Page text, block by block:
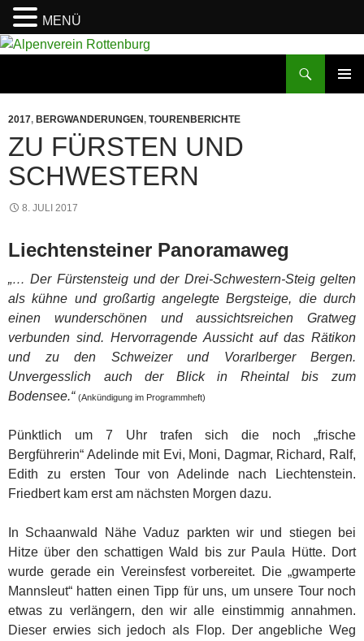
Zum
2017, BERGWANDERUNGEN, TOURENBERICHTE
ZU FÜRSTEN UND
SCHWESTERN
8. JULI 2017
Liechtensteiner Panoramaweg
„… Der Fürstensteig und der Drei-Schwestern-Steig gelten
als kühne und großartig angelegte Bergsteige, die durch
einen wunderschönen und aussichtsreichen Gratweg
verbunden sind. Hervorragende Aussicht auf das Rätikon
und zu den Schweizer und Vorarlberger Bergen.
Unvergesslich auch der Blick in Rheintal bis zum
Bodensee.“ (Ankündigung im Programmheft)
Pünktlich um 7 Uhr trafen sich die noch „frische
Bergführerin“ Adelinde mit Evi, Moni, Dagmar, Richard, Ralf,
Edith zu ersten Tour von Adelinde nach Liechtenstein.
Friedbert kam erst am nächsten Morgen dazu.
In Schaanwald Nähe Vaduz parkten wir und stiegen bei
Hitze über den schattigen Wald bis zur Paula Hütte. Dort
wurde gerade ein Vereinsfest vorbereitet. Die „gwamperte
Mannsleut“ hatten einen Tipp für uns, um unsere Tour noch
etwas zu verlängern, den wir alle einstimmig annahmen.
Dieser erwies sich jedoch als Flop. Der angebliche Weg
MENÜ